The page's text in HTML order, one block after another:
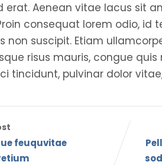
erat. Aenean vitae lacus sit
consequat lorem odio, id
non suscipit. Etiam
risus mauris, congue
tincidunt, pulvinar dolor
feuquvitae